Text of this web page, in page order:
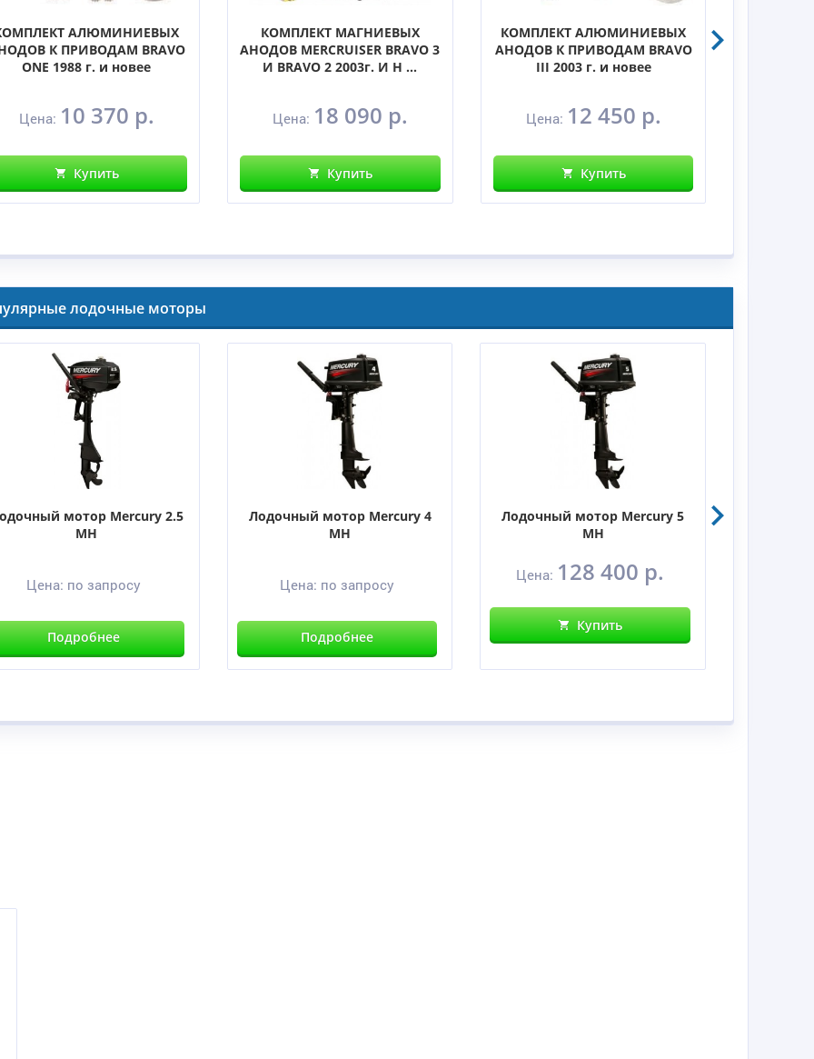
АЛЮМИНИЕВЫХ
К ПРИВОДАМ BRAVO
ONE 1988 г. и новее
Цена: 10 370 р.
Купить
КОМПЛЕКТ МАГНИЕВЫХ
АНОДОВ MERCRUISER BRAVO 3
И BRAVO 2 2003г. И Н ...
Цена: 18 090 р.
Купить
КОМПЛЕКТ АЛЮМИНИЕВЫХ
АНОДОВ К ПРИВОДАМ BRAVO
III 2003 г. и новее
Цена: 12 450 р.
Купить
лодочные моторы
мотор Mercury 2.5
MH
Цена: по запросу
Подробнее
Лодочный мотор Mercury 4
MH
Цена: по запросу
Подробнее
Лодочный мотор Mercury 5
MH
Цена: 128 400 р.
Купить